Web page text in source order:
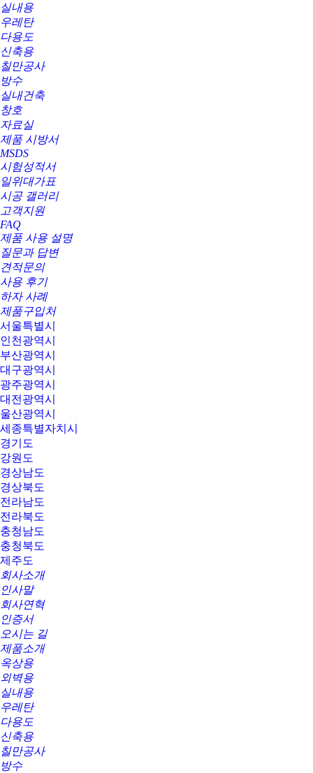
실내용
우레탄
다용도
신축용
칠만공사
방수
실내건축
창호
자료실
제품 시방서
MSDS
시험성적서
일위대가표
시공 갤러리
고객지원
FAQ
제품 사용 설명
질문과 답변
견적문의
사용 후기
하자 사례
제품구입처
서울특별시
인천광역시
부산광역시
대구광역시
광주광역시
대전광역시
울산광역시
세종특별자치시
경기도
강원도
경상남도
경상북도
전라남도
전라북도
충청남도
충청북도
제주도
회사소개
인사말
회사연혁
인증서
오시는 길
제품소개
옥상용
외벽용
실내용
우레탄
다용도
신축용
칠만공사
방수